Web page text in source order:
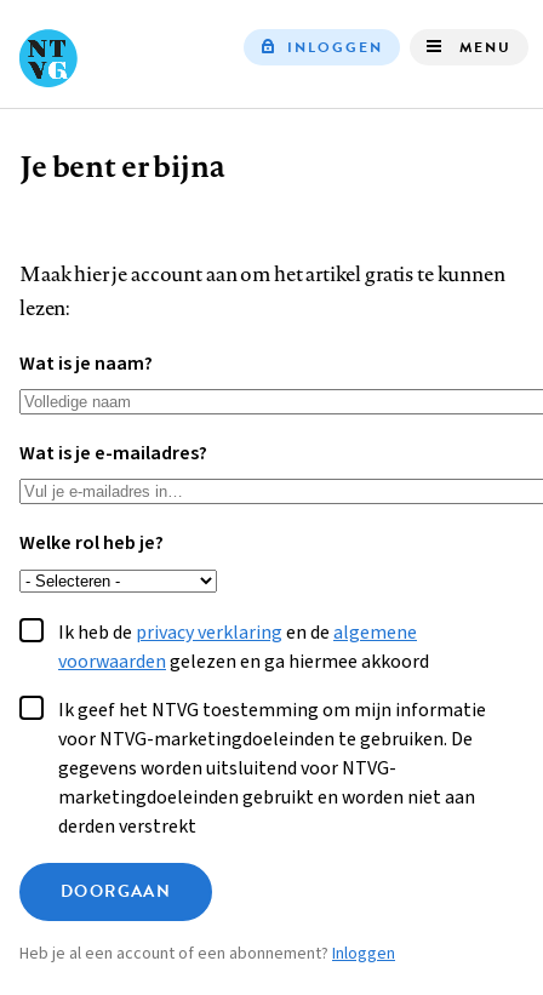
INLOGGEN MENU
Kruimelpad
Je bent er bijna
Maak hier je account aan om het artikel gratis te kunnen
lezen:
Wat is je naam?
Wat is je e-mailadres?
Welke rol heb je?
Ik heb de privacy verklaringen dealgemene
voorwaardengelezen en ga hiermee akkoord
Ik geef het NTVG toestemming om mijn informatie
voor NTVG-marketingdoeleinden te gebruiken. De
gegevens worden uitsluitend voor NTVG-
marketingdoeleinden gebruikt en worden niet aan
derden verstrekt
DOORGAAN
Heb je al een account of een abonnement? Inloggen